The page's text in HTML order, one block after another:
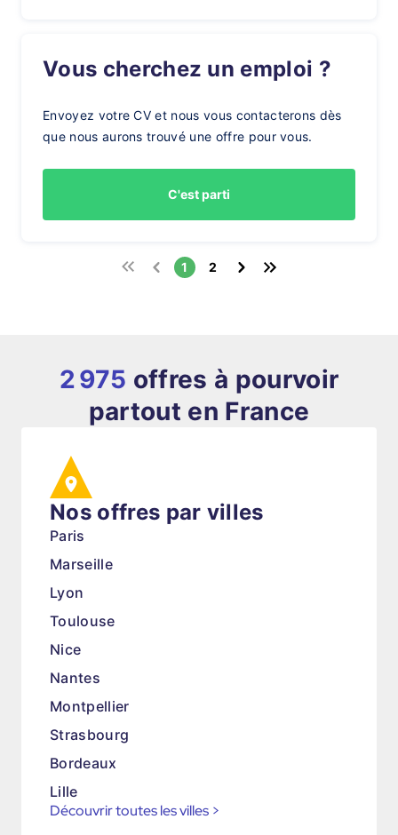
Vous cherchez un emploi ?
Envoyez votre CV et nous vous contacterons dès
que nous aurons trouvé une offre pour vous.
C'est parti
1 2
2 975 offres à pourvoir
partout en France
Nos offres par villes
Paris
Marseille
Lyon
Toulouse
Nice
Nantes
Montpellier
Strasbourg
Bordeaux
Lille
Découvrir toutes les villes >